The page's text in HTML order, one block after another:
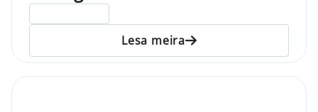
Lesa meira